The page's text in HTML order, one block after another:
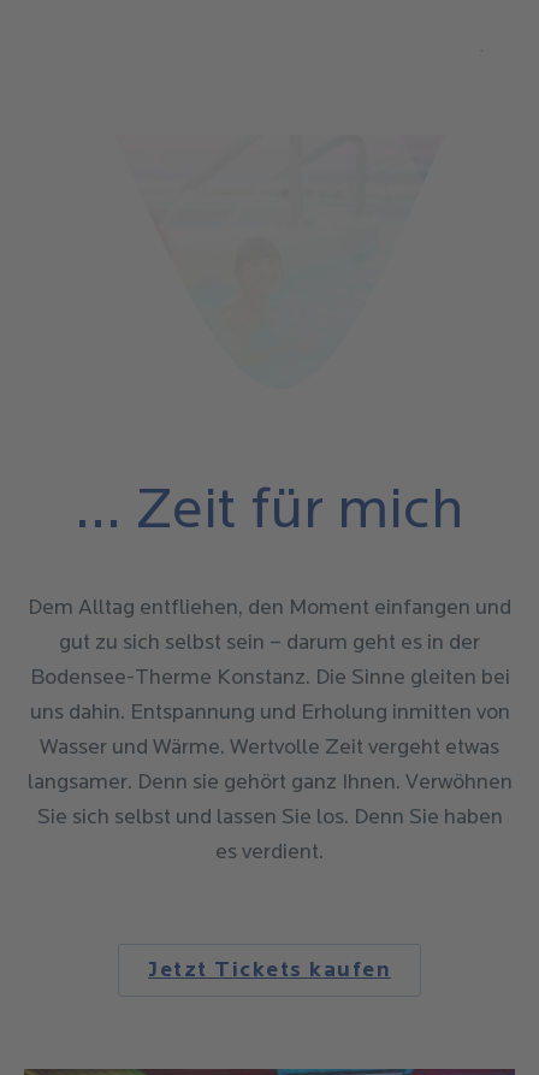
... Zeit für mich
Dem Alltag entfliehen, den Moment einfangen und
gut zu sich selbst sein – darum geht es in der
Bodensee-Therme Konstanz. Die Sinne gleiten bei
uns dahin. Entspannung und Erholung inmitten von
Wasser und Wärme. Wertvolle Zeit vergeht etwas
langsamer. Denn sie gehört ganz Ihnen. Verwöhnen
Sie sich selbst und lassen Sie los. Denn Sie haben
es verdient.
Jetzt Tickets kaufen